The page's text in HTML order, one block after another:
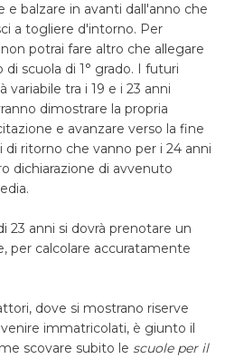
e balzare in avanti dall'anno che
a togliere d'intorno. Per
potrai fare altro che allegare
scuola di 1° grado. I futuri
tra i 19 e i 23 anni
dimostrare la propria
e avanzare verso la fine
di ritorno che vanno per i 24 anni
dichiarazione di avvenuto
23 anni si dovrà prenotare un
per calcolare accuratamente
dove si mostrano riserve
immatricolati, è giunto il
scovare subito le scuole per il